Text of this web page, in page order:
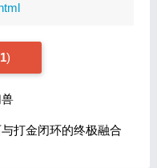
1)
打金闭环的终极融合